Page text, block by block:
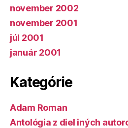
november 2002
november 2001
júl 2001
január 2001
Kategórie
Adam Roman
Antológia z diel iných